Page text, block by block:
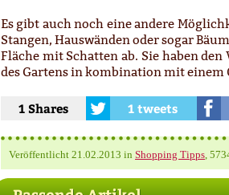
Es gibt auch noch eine andere
Stangen, Hauswänden oder sogar
Fläche mit Schatten ab. Sie haben
des Gartens in kombination mit einem
1 Shares 1 tweets
Veröffentlicht 21.02.2013 in Shopping Tipps,